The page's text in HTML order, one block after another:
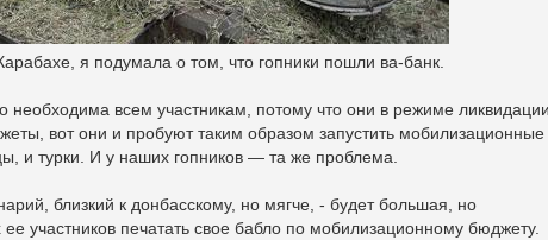
я подумала о том, что гопники пошли ва-банк.
необходима всем участникам, потому что они в режиме
вот они и пробуют таким образом запустить мобилизационные
и турки. И у наших гопников — та же проблема.
близкий к донбасскому, но мягче, - будет большая, но
участников печатать свое бабло по мобилизационному бюджету.